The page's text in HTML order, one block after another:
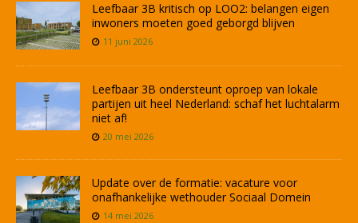
Leefbaar 3B kritisch op LOO2: belangen eigen
inwoners moeten goed geborgd blijven
11 juni 2026
Leefbaar 3B ondersteunt oproep van lokale
partijen uit heel Nederland: schaf het luchtalarm
niet af!
20 mei 2026
Update over de formatie: vacature voor
onafhankelijke wethouder Sociaal Domein
14 mei 2026